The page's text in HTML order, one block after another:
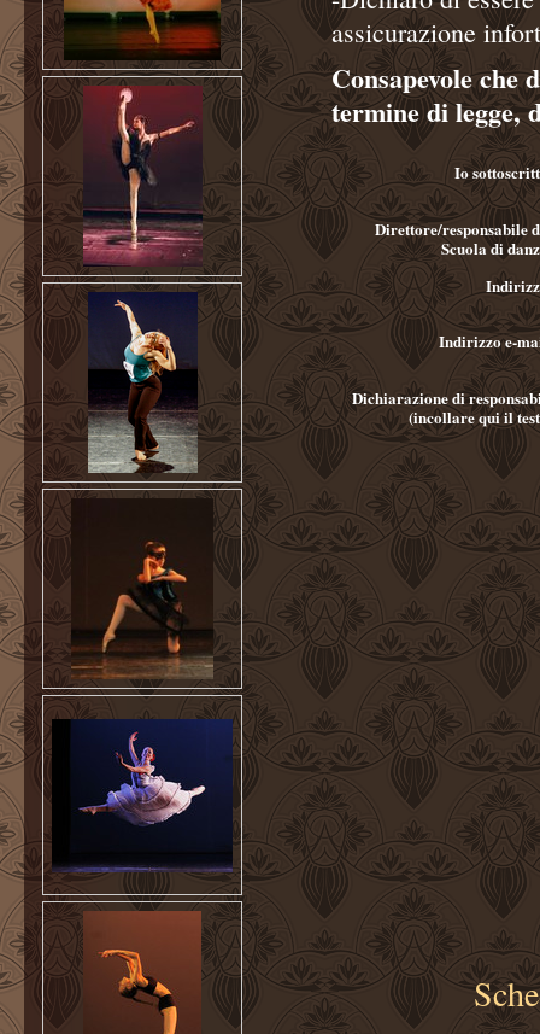
assicurazione
Consapevole che
termine di legge,
Io
Direttore/responsabile
Scuola di
Indirizzo e-
Dichiarazione di
(incollare qui il